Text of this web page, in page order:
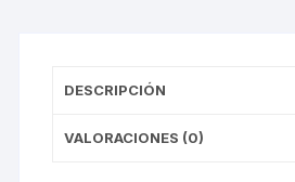
DESCRIPCIÓN
VALORACIONES (0)